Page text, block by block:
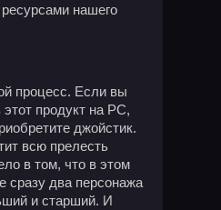
нашего
процесс. Если вы
этот продукт на PC,
джойстик.
всю прелесть
в том, что в этом
сразу два персонажа
и старший. И